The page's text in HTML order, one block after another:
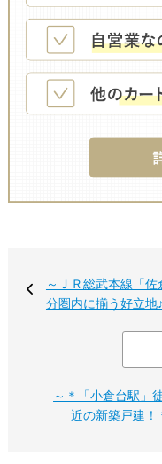
～ＪＲ総武本線「
分圏内に揃う好立地
～＊「小倉台駅」
近の新築戸建